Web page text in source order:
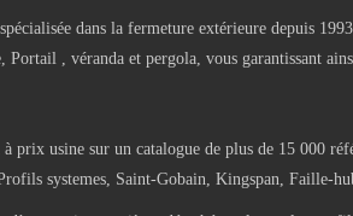
dans la fermeture extérieure depuis
Portail , véranda et pergola, vous garantissant
prix usine sur un catalogue de plus de 15 000
systemes, Saint-Gobain, Kingspan, Faille-